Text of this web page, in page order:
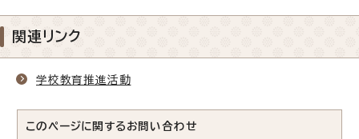
関連リンク
学校教育推進活動
このページに関する お問い合わせ